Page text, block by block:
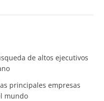
de altos ejecutivos
principales empresas
mundo